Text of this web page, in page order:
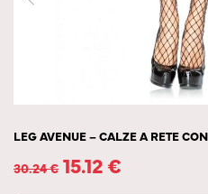
LEG AVENUE – CALZE A RETE
30.24€ 15.12€